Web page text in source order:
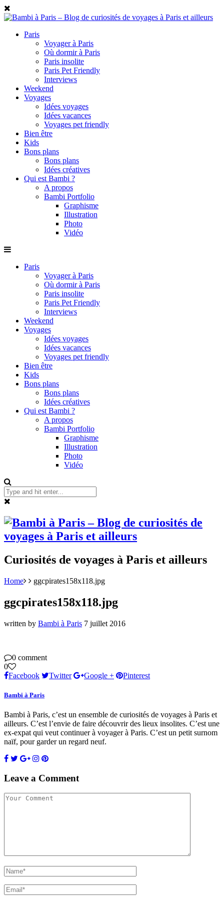
Paris
Voyager à Paris
Où dormir à Paris
Paris insolite
Paris Pet Friendly
Interviews
Weekend
Voyages
Idées voyages
Idées vacances
Voyages pet friendly
Bien être
Kids
Bons plans
Bons plans
Idées créatives
Qui est Bambi ?
A propos
Bambi Portfolio
Graphisme
Illustration
Photo
Vidéo
Paris
Voyager à Paris
Où dormir à Paris
Paris insolite
Paris Pet Friendly
Interviews
Weekend
Voyages
Idées voyages
Idées vacances
Voyages pet friendly
Bien être
Kids
Bons plans
Bons plans
Idées créatives
Qui est Bambi ?
A propos
Bambi Portfolio
Graphisme
Illustration
Photo
Vidéo
Curiosités de voyages à Paris et ailleurs
Home ggcpirates158x118.jpg
ggcpirates158x118.jpg
written by Bambi à Paris 7 juillet 2016
0 comment
0
Facebook
Twitter Google + Pinterest
Bambi à Paris
Bambi à Paris, c’est un ensemble de curiosités de voyages à Paris et
ailleurs. C’est l’envie de faire découvrir des lieux insolites. C’est une
ex-expat qui veut continuer à voyager à Paris. C’est un petit surnom
naïf, pour garder un regard neuf.
Leave a Comment